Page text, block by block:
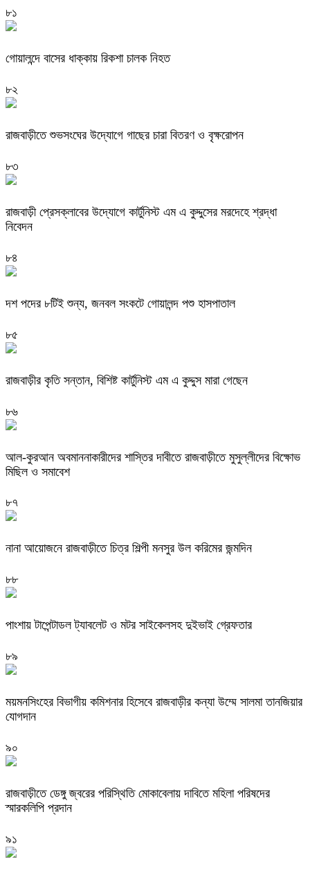
৮১
গোয়ালন্দে বাসের ধাক্কায় রিকশা চালক নিহত
৮২
রাজবাড়ীতে শুভসংঘের উদ্যোগে গাছের চারা বিতরণ ও বৃক্ষরোপন
৮৩
রাজবাড়ী প্রেসক্লাবের উদ্যোগে কার্টুনিস্ট এম এ কুদ্দুসের মরদেহে শ্রদ্ধা
নিবেদন
৮৪
দশ পদের ৮টিই শুন্য, জনবল সংকটে গোয়ালন্দ পশু হাসপাতাল
৮৫
রাজবাড়ীর কৃতি সন্তান, বিশিষ্ট কার্টুনিস্ট এম এ কুদ্দুস মারা গেছেন
৮৬
আল-কুরআন অবমাননাকারীদের শাস্তির দাবীতে রাজবাড়ীতে মুসুল্লীদের বিক্ষোভ
মিছিল ও সমাবেশ
৮৭
নানা আয়োজনে রাজবাড়ীতে চিত্র শিল্পী মনসুর উল করিমের জন্মদিন
৮৮
পাংশায় টাপেন্টাডল ট্যাবলেট ও মটর সাইকেলসহ দুইভাই গ্রেফতার
৮৯
ময়মনসিংহের বিভাগীয় কমিশনার হিসেবে রাজবাড়ীর কন্যা উম্মে সালমা তানজিয়ার
যোগদান
৯০
রাজবাড়ীতে ডেঙ্গু জ্বরের পরিস্থিতি মোকাবেলায় দাবিতে মহিলা পরিষদের
স্মারকলিপি প্রদান
৯১